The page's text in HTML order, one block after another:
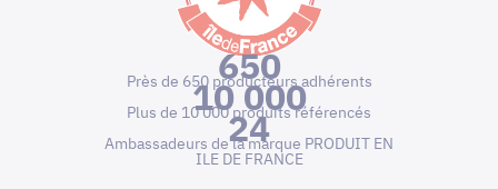
650
Près de 650 producteurs adhérents
10 000
Plus de 10 000 produits référencés
24
Ambassadeurs de la marque PRODUIT EN
ILE DE FRANCE